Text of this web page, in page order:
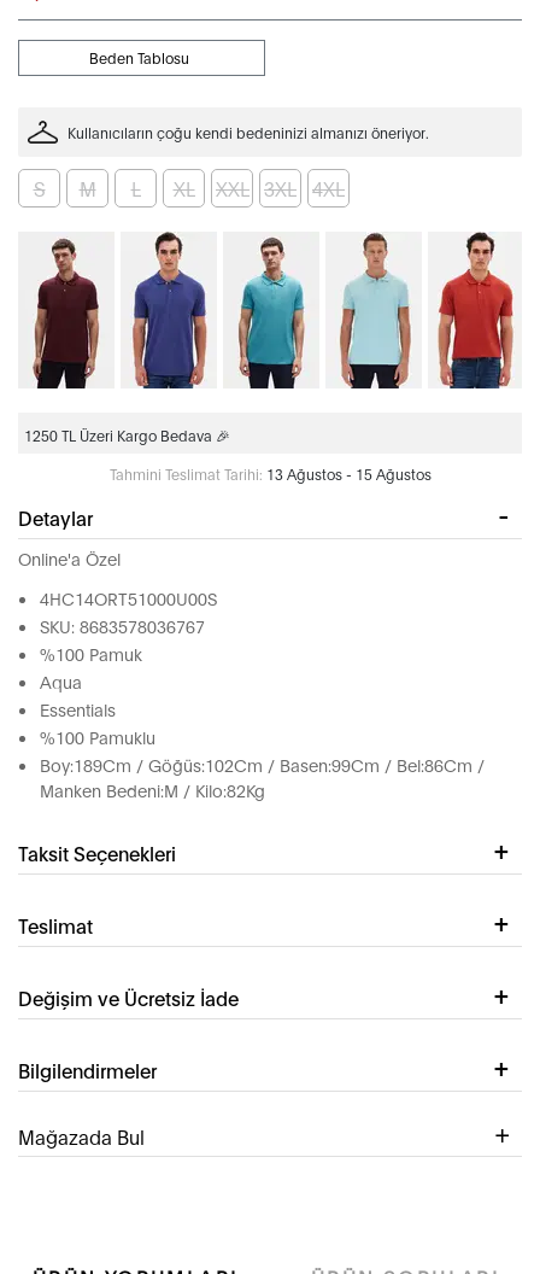
Beden Tablosu
Kullanıcıların çoğu kendi bedeninizi almanızı öneriyor.
S M L XL XXL 3XL 4XL
1250 TL Üzeri Kargo Bedava 🎉
Tahmini Teslimat Tarihi: 13 Ağustos - 15 Ağustos
Detaylar
Online'a Özel
4HC14ORT51000U00S
SKU: 8683578036767
%100 Pamuk
Aqua
Essentials
%100 Pamuklu
Boy:189Cm / Göğüs:102Cm / Basen:99Cm / Bel:86Cm /
Manken Bedeni:M / Kilo:82Kg
Taksit Seçenekleri
Teslimat
Değişim ve Ücretsiz İade
Bilgilendirmeler
Mağazada Bul